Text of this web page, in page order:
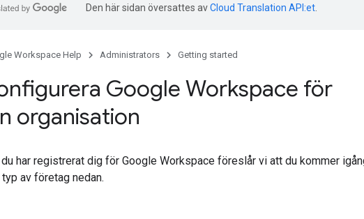
Den här sidan översattes avCloud Translation API:et
Workspace Help Administrators Getting started
Google Workspace för
organisation
du har registrerat dig för Google Workspace föreslår vi att du kommer
av företag nedan.